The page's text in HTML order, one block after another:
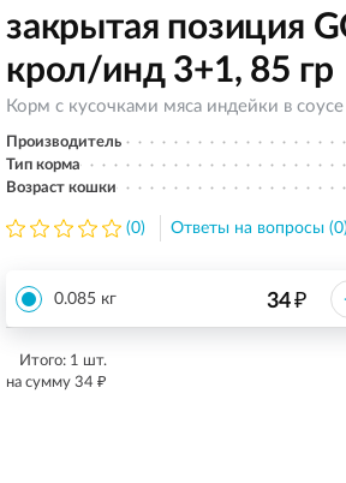
закрытая позиция
крол/инд 3+1, 85 гр
Корм с кусочками мяса индейки в
Производитель
Тип корма
Возраст кошки
(0) Ответы на вопросы (0)
0.085 кг 34₽
Итого: 1 шт.
на сумму 34 ₽